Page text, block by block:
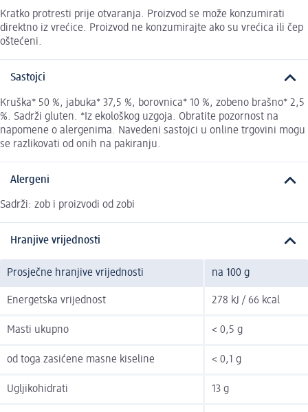
Kratko protresti prije otvaranja. Proizvod se može konzumirati
direktno iz vrećice. Proizvod ne konzumirajte ako su vrećica ili čep
oštećeni.
Sastojci
Kruška* 50 %, jabuka* 37,5 %, borovnica* 10 %, zobeno brašno* 2,5
%. Sadrži gluten. *Iz ekološkog uzgoja. Obratite pozornost na
napomene o alergenima. Navedeni sastojci u online trgovini mogu
se razlikovati od onih na pakiranju.
Alergeni
Sadrži: zob i proizvodi od zobi
Hranjive vrijednosti
Prosječne hranjive vrijednosti na 100 g
Energetska vrijednost 278 kJ / 66 kcal
Masti ukupno < 0,5 g
od toga zasićene masne kiseline < 0,1 g
Ugljikohidrati 13 g